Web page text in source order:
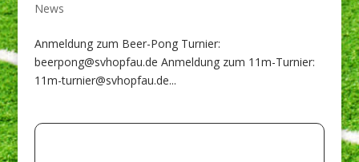
News
Anmeldung zum Beer-Pong Turnier:
beerpong@svhopfau.de Anmeldung zum 11m-Turnier:
11m-turnier@svhopfau.de...